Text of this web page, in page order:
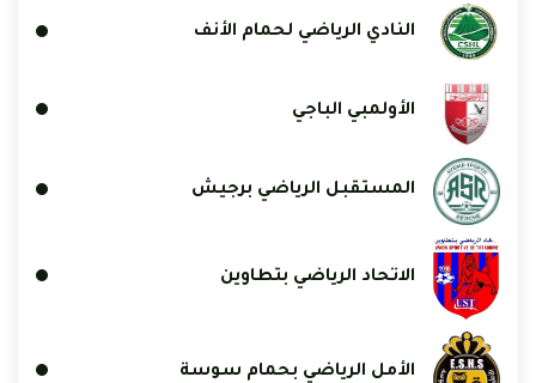
النادي الرياضي لحمام الأنف
الأولمبي الباجي
المستقبل الرياضي برجيش
الاتحاد الرياضي بتطاوين
الأمل الرياضي بحمام سوسة